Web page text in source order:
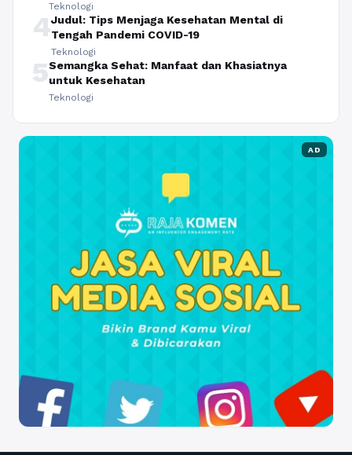
Teknologi
4Judul: Tips Menjaga Kesehatan Mental di
Tengah Pandemi COVID-19
Teknologi
5Semangka Sehat: Manfaat dan Khasiatnya
untuk Kesehatan
Teknologi
AD